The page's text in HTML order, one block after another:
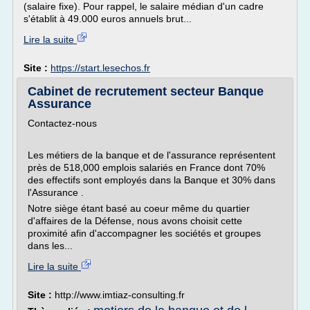
(salaire fixe). Pour rappel, le salaire médian d'un cadre
s'établit à 49.000 euros annuels brut...
Lire la suite
Site : https://start.lesechos.fr
Cabinet de recrutement secteur Banque
Assurance
Contactez-nous
Les métiers de la banque et de l'assurance représentent
près de 518,000 emplois salariés en France dont 70%
des effectifs sont employés dans la Banque et 30% dans
l'Assurance .
Notre siège étant basé au coeur même du quartier
d'affaires de la Défense, nous avons choisit cette
proximité afin d'accompagner les sociétés et groupes
dans les...
Lire la suite
Site : http://www.imtiaz-consulting.fr